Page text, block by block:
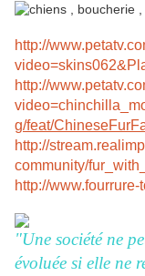
http://
http://
g/feat/
http://
community/
http://
"Une société ne
évoluée si elle ne